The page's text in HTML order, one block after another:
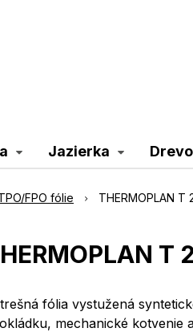
Jazierka
FPO fólie THERMOPLAN
fólia vystužená
mechanické kotvenie